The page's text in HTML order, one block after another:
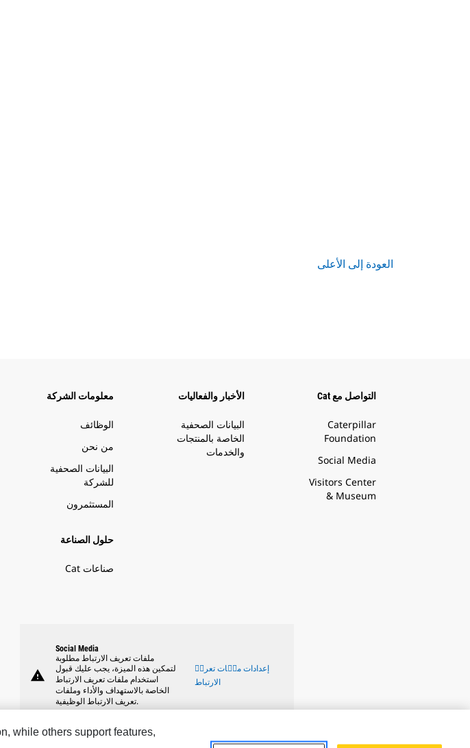
العودة إلى الأعلى
معلومات الشركة
الوظائف
من نحن
البيانات الصحفية
للشركة
المستثمرون
حلول الصناعة
صناعات Cat
الأخبار والفعاليات
البيانات الصحفية
الخاصة بالمنتجات
والخدمات
التواصل مع Cat
Caterpillar
Foundation
Social Media
Visitors Center
& Museum
warning
Social Media
ملفات تعريف الارتباط مطلوبة
لتمكين هذه الميزة، يجب عليك قبول
استخدام ملفات تعريف الارتباط
الخاصة بالاستهداف والأداء وملفات
تعريف الارتباط الوظيفية.
إعدادات ملٝات تعريٝ
الارتباط
while others support features,